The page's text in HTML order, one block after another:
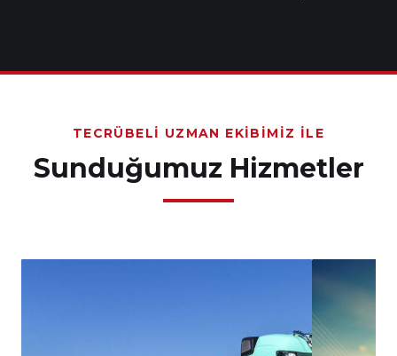
TECRÜBELI UZMAN EKIBIMIZ İLE
Sunduğumuz Hizmetler